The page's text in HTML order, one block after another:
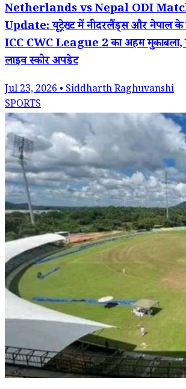
Netherlands vs Nepal ODI
Update: यूट्रेख्ट में नीदरलैंड्स और नेपाल के
ICC CWC League 2 का अहम मुकाबला,
लाइव स्कोर अपडेट
Jul 23, 2026 • Siddharth Raghuvanshi
SPORTS